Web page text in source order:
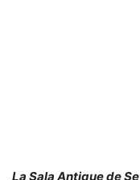
La Sala Antique de